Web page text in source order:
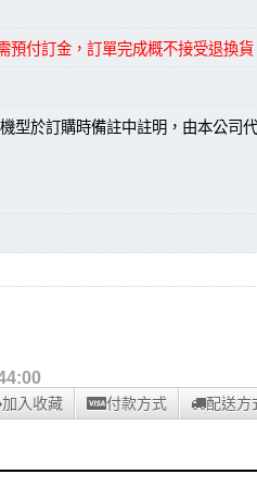
預付訂金，訂單完成概不接受退換貨
型於訂購時備註中註明，由本公司代
加入收藏 付款方式 配送方